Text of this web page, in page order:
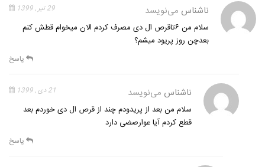
ناشناس می‌نویسد 29 تیر , 1399
سلام من ۶تاقرص ال دی مصرف کردم الان میخوام قطش کنم
بعدچن روز پریود میشم؟
پاسخ
ناشناس می‌نویسد 21 دی , 1399
سلام من بعد از پریدودم چند از قرص ال دی خوردم بعد
قطع کردم آیا عوارصضی دارد
پاسخ